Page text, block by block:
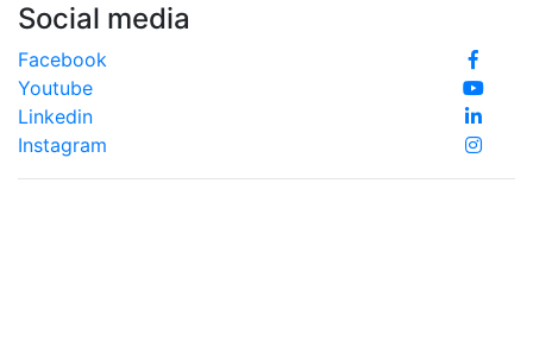
Social media
Facebook
Youtube
Linkedin
Instagram